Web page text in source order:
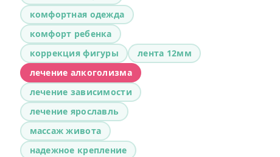
комфортная одежда
комфорт ребенка
коррекция фигуры
лента 12мм
лечение алкоголизма
лечение зависимости
лечение ярославль
массаж живота
надежное крепление